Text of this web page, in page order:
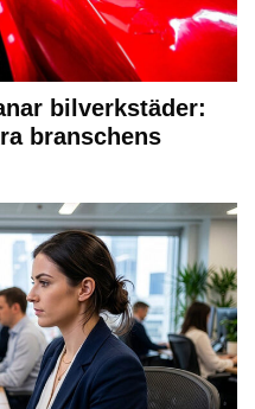
bilverkstäder:
branschens